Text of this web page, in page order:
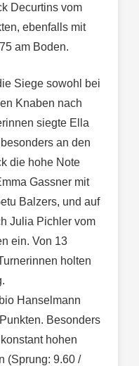
Decurtins vom
ebenfalls mit
am Boden.
Siege sowohl bei
Knaben nach
siegte Ella
an den
die hohe Note
Gassner mit
Balzers, und auf
Julia Pichler vom
ein. Von 13
holten
Hanselmann
Besonders
hohen
(Sprung: 9.60 /